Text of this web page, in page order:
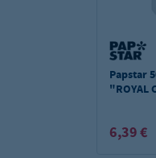
Papstar
"ROYAL
6,39 €